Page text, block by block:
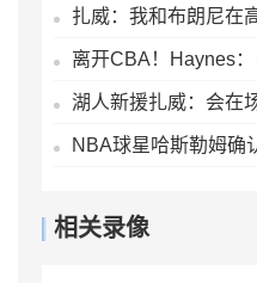
相关录像